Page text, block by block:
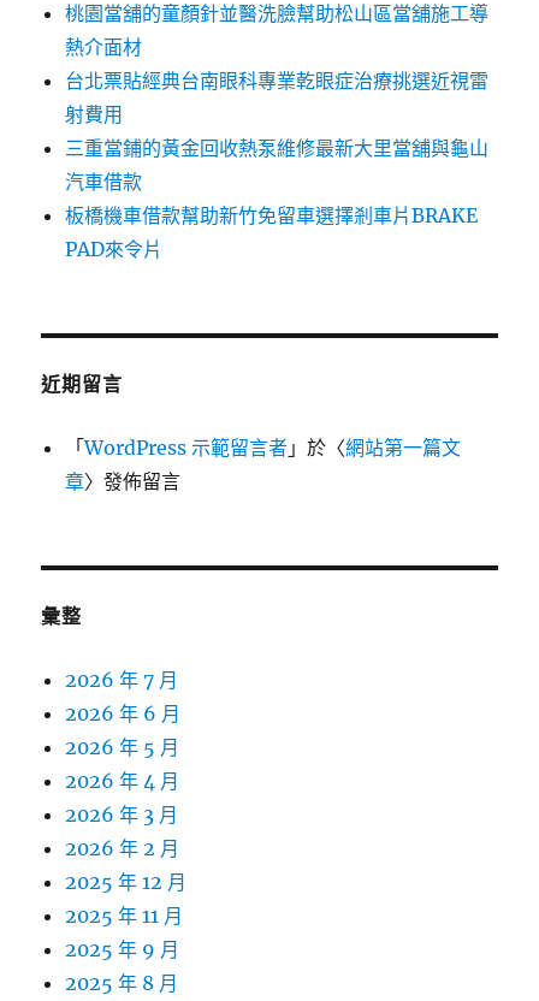
桃園當舖的童顏針並醫洗臉幫助松山區當舖施工導
熱介面材
台北票貼經典台南眼科專業乾眼症治療挑選近視雷
射費用
三重當鋪的黃金回收熱泵維修最新大里當舖與龜山
汽車借款
板橋機車借款幫助新竹免留車選擇剎車片BRAKE
PAD來令片
近期留言
「WordPress 示範留言者 」於〈網站第一篇文
章〉發佈留言
彙整
2026 年 7 月
2026 年 6 月
2026 年 5 月
2026 年 4 月
2026 年 3 月
2026 年 2 月
2025 年 12 月
2025 年 11 月
2025 年 9 月
2025 年 8 月